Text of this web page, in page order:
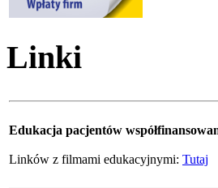
Linki
Edukacja pacjentów
Linków z filmami edukacyjnymi: Tutaj